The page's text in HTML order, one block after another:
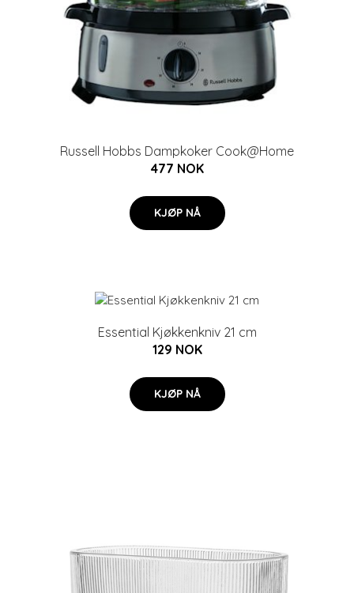
Russell Hobbs Dampkoker Cook@Home
477 NOK
KJØP NÅ
Essential Kjøkkenkniv 21 cm
129 NOK
KJØP NÅ